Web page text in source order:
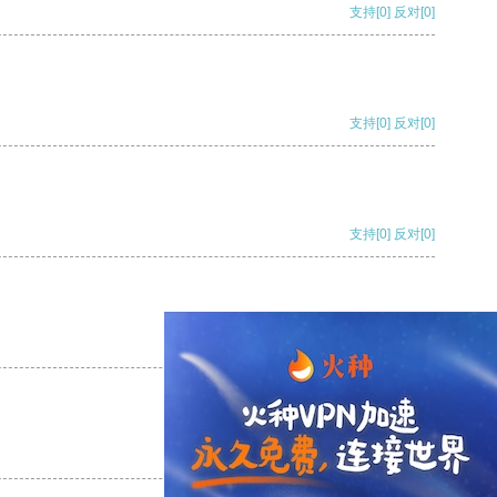
支持[0] 反对[0]
支持[0] 反对[0]
支持[0] 反对[0]
支持 [0] 反对[0]